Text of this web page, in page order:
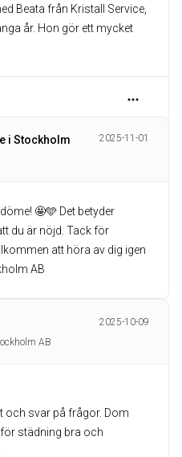
Beata från Kristall Service,
år. Hon gör ett mycket
i Stockholm
2025-11-01
🤩🩵 Det betyder
du är nöjd. Tack för
att höra av dig igen
AB
2025-10-09
AB
och svar på frågor. Dom
städning bra och